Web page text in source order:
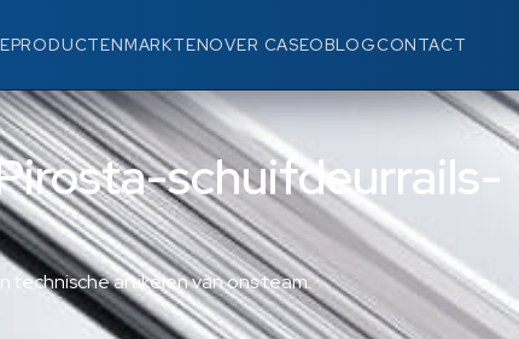
PRODUCTENMARKTENOVER CASEOBLOGCONTACT
schuifdeurrails-
artikelen van ons team.